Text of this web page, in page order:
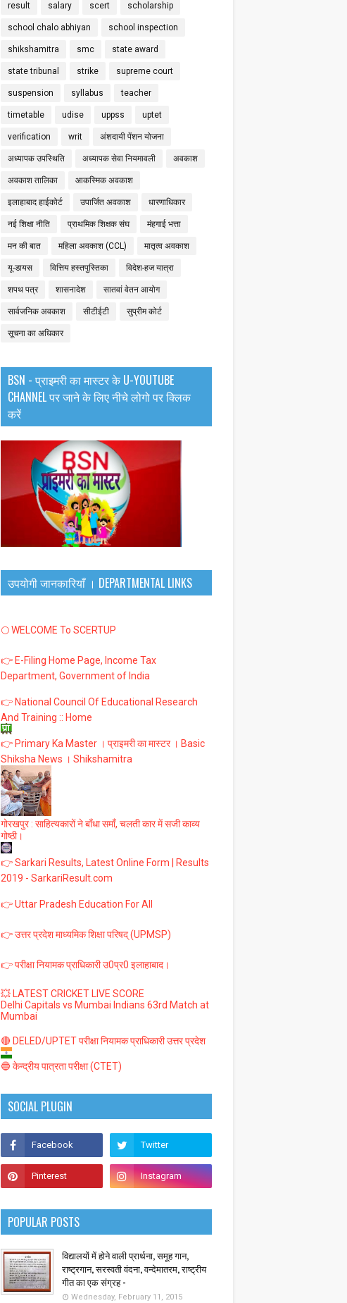
result salary scert scholarship
school chalo abhiyan school inspection
shikshamitra smc state award
state tribunal strike supreme court
suspension syllabus teacher
timetable udise uppss uptet
verification writ अंशदायी पेंशन योजना
अध्यापक उपस्थिति अध्यापक सेवा नियमावली अवकाश
अवकाश तालिका आकस्मिक अवकाश
इलाहाबाद हाईकोर्ट उपार्जित अवकाश धारणाधिकार
नई शिक्षा नीति प्राथमिक शिक्षक संघ मंहगाई भत्ता
मन की बात महिला अवकाश (CCL) मातृत्व अवकाश
यू-डायस वित्तिय हस्तपुस्तिका विदेश-हज यात्रा
शपथ पत्र शासनादेश सातवां वेतन आयोग
सार्वजनिक अवकाश सीटीईटी सुप्रीम कोर्ट
सूचना का अधिकार
BSN - प्राइमरी का मास्टर के U-YOUTUBE
CHANNEL पर जाने के लिए नीचे लोगो पर क्लिक
करें
उपयोगी जानकारियाँ । DEPARTMENTAL LINKS
🌕 WELCOME To SCERTUP
👉 E-Filing Home Page, Income Tax
Department, Government of India
👉 National Council Of Educational Research
And Training :: Home
👉 Primary Ka Master । प्राइमरी का मास्टर । Basic
Shiksha News । Shikshamitra
गोरखपुर : साहित्यकारों ने बाँधा समाँ, चलती कार में सजी काव्य
गोष्ठी।
👉 Sarkari Results, Latest Online Form | Results
2019 - SarkariResult.com
👉 Uttar Pradesh Education For All
👉 उत्तर प्रदेश माध्यमिक शिक्षा परिषद् (UPMSP)
👉 परीक्षा नियामक प्राधिकारी उ0प्र0 इलाहाबाद।
💥 LATEST CRICKET LIVE SCORE
Delhi Capitals vs Mumbai Indians 63rd Match at
Mumbai
🔴 DELED/UPTET परीक्षा नियामक प्राधिकारी उत्तर प्रदेश
🔵 केन्द्रीय पात्रता परीक्षा (CTET)
SOCIAL PLUGIN
POPULAR POSTS
विद्यालयों में होने वाली प्रार्थना, समूह गान,
राष्ट्रगान, सरस्वती वंदना, वन्देमातरम, राष्ट्रीय
गीत का एक संग्रह -
Wednesday, February 11, 2015